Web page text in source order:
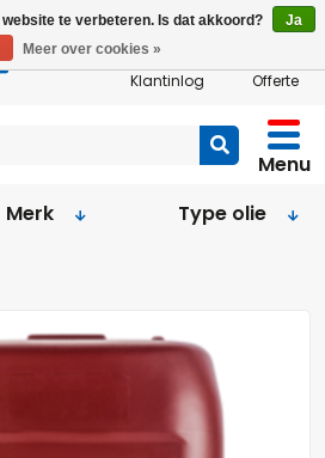
Klantinlog Offerte
Menu
Merk Type olie
te verbeteren. Is dat akkoord?
Ja
Meer over cookies »